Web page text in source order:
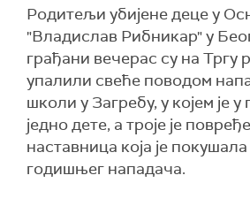
Родитељи убијене деце у
"Владислав Рибникар" у
грађани вечерас су на Тргу
упалили свеће поводом
школи у Загребу, у којем је у
једно дете, а троје је
наставница која је
годишњег нападача.